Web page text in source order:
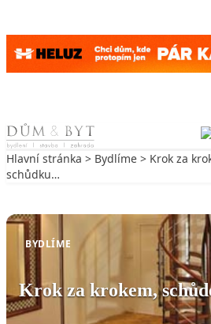
Skip to content
Hlavní stránka > Bydlíme > Krok za
schůdku…
BYDLÍME
Krok za krokem,